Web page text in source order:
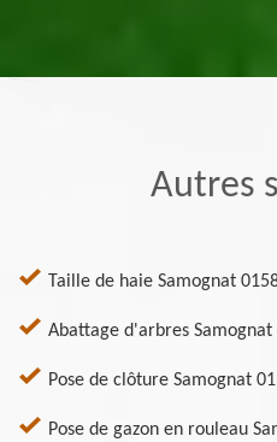
Autres
Taille de haie Samognat
Abattage d'arbres Samognat
Pose de clôture Samognat
Pose de gazon en rouleau